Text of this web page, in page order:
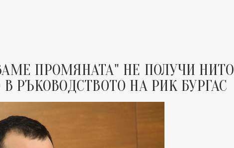
ПРОМЯНАТА" НЕ ПОЛУЧИ НИТО
РЪКОВОДСТВОТО НА РИК БУРГАС